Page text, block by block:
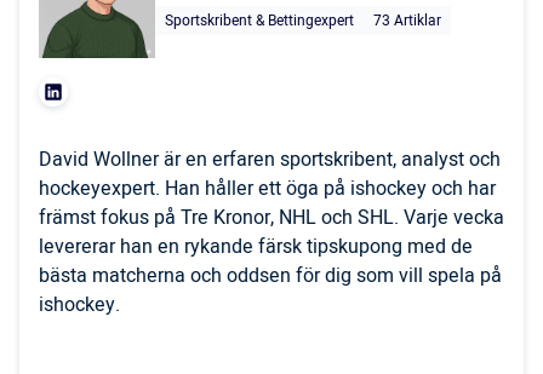
Sportskribent & Bettingexpert 73 Artiklar
David Wollner är en erfaren sportskribent, analyst och
hockeyexpert. Han håller ett öga på ishockey och har
främst fokus på Tre Kronor, NHL och SHL. Varje vecka
levererar han en rykande färsk tipskupong med de
bästa matcherna och oddsen för dig som vill spela på
ishockey.